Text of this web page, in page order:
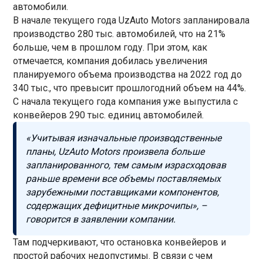
автомобили.
В начале текущего года UzAuto Motors запланировала
производство 280 тыс. автомобилей, что на 21%
больше, чем в прошлом году. При этом, как
отмечается, компания добилась увеличения
планируемого объема производства на 2022 год до
340 тыс., что превысит прошлогодний объем на 44%.
С начала текущего года компания уже выпустила с
конвейеров 290 тыс. единиц автомобилей.
«Учитывая изначальные производственные
планы, UzAuto Motors произвела больше
запланированного, тем самым израсходовав
раньше времени все объемы поставляемых
зарубежными поставщиками компонентов,
содержащих дефицитные микрочипы», –
говорится в заявлении компании.
Там подчеркивают, что остановка конвейеров и
простой рабочих недопустимы. В связи с чем